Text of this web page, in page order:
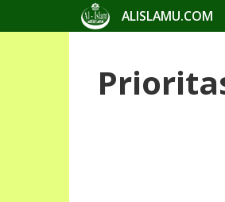
ALISLAMU.COM